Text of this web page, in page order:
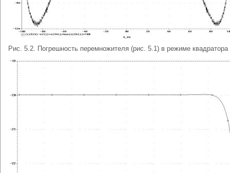
Рис. 5.2. Погрешность перемножителя (рис. 5.1) в режиме квадратора